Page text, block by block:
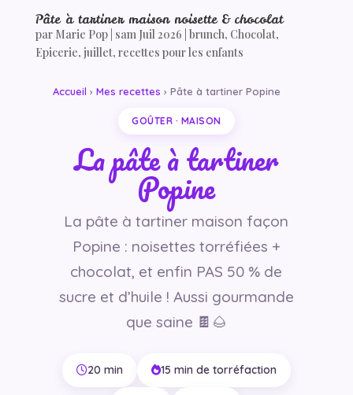
Pâte à tartiner maison noisette & chocolat
par Marie Pop| sam Juil 2026 brunch, Chocolat,
Epicerie, juillet, recettes pour les enfants
Accueil › Mes recettes › Pâte à tartiner Popine
GOÛTER · MAISON
La pâte à tartiner
Popine
La pâte à tartiner maison façon
Popine : noisettes torréfiées +
chocolat, et enfin PAS 50 % de
sucre et d’huile ! Aussi gourmande
que saine 🍫🌰
20 min 15 min de torréfaction